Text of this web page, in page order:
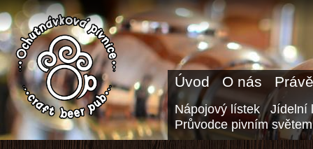
Úvod O nás
Nápojový lístek
Jídelní
Průvodce pivním světem